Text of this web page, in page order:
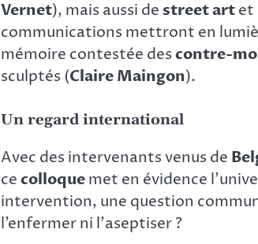
Vernet), mais aussi de street artet
communications mettront en
mémoire contestée descontre-
sculptés (Claire Maingon).
Un regard international
Avec des intervenants venus de
cecolloquemet en évidence
intervention, une question
l’enfermer ni l’aseptiser ?